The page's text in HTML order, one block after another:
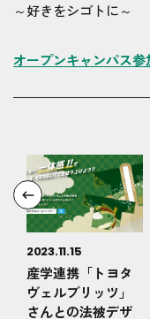
～好きをシゴトに～
オープンキャンパス
2023.11.15
産学連携「トヨタ
ヴェルブリッツ」
さんとの法被デザ